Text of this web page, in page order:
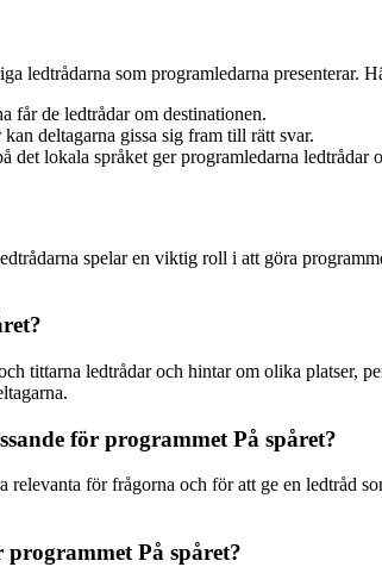
ledtrådarna som programledarna presenterar.
får de ledtrådar om destinationen.
deltagarna gissa sig fram till rätt svar.
det lokala språket ger programledarna ledtrådar
spelar en viktig roll i att göra
tittarna ledtrådar och hintar om olika platser,
för programmet På spåret?
för frågorna och för att ge en
På spåret?